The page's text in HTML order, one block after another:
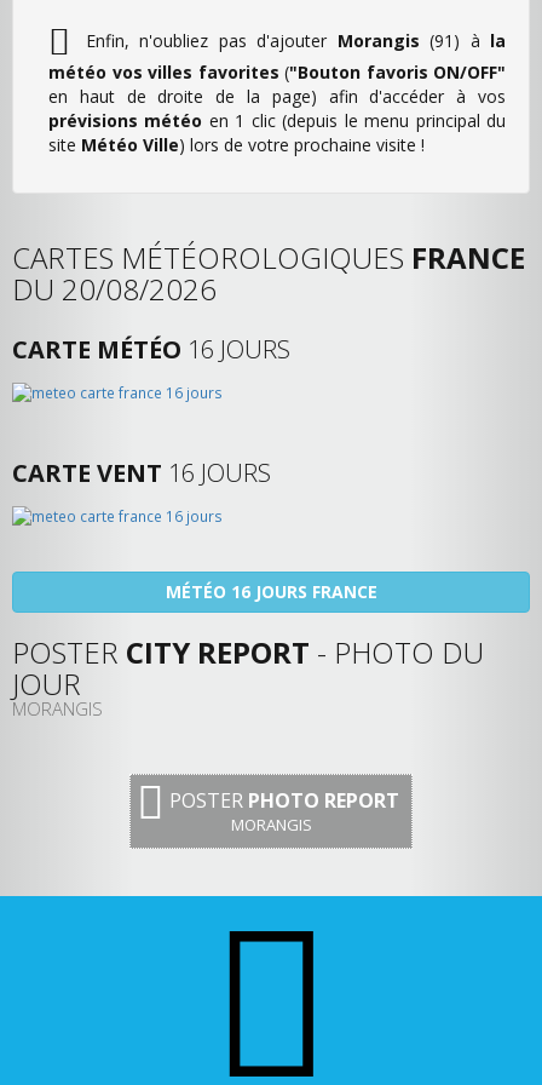
Enfin, n'oubliez pas d'ajouter Morangis (91) à la
météo vos villes favorites ("Bouton favoris ON/OFF"
en haut de droite de la page) afin d'accéder à vos
prévisions météo en 1 clic (depuis le menu principal du
site Météo Ville) lors de votre prochaine visite !
CARTES MÉTÉOROLOGIQUES FRANCE
DU 20/08/2026
CARTE MÉTÉO 16 JOURS
CARTE VENT 16 JOURS
MÉTÉO 16 JOURS FRANCE
POSTER CITY REPORT - PHOTO DU
JOUR
MORANGIS
POSTER PHOTO REPORT
MORANGIS